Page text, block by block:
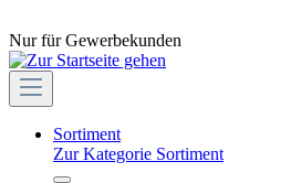
Nur für Gewerbekunden
Sortiment
Zur Kategorie Sortiment